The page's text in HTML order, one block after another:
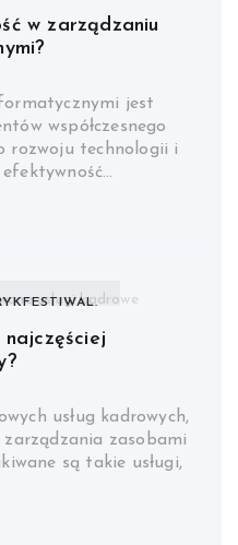
w zarządzaniu
jest
współczesnego
rozwoju technologii i
najczęściej
usług kadrowych,
zasobami
są takie usługi,